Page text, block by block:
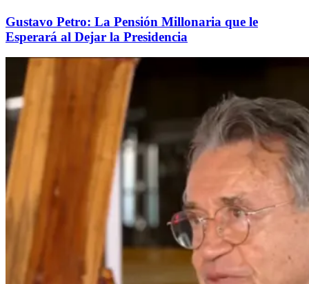
Gustavo Petro: La Pensión Millonaria que le
Esperará al Dejar la Presidencia